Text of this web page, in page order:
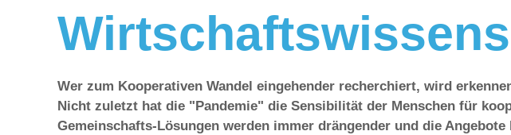
Wer zum Kooperativen Wandel eingehender recherchiert, wird
Nicht zuletzt hat die "Pandemie" die Sensibilität der Menschen für
Gemeinschafts-Lösungen werden immer drängender und die